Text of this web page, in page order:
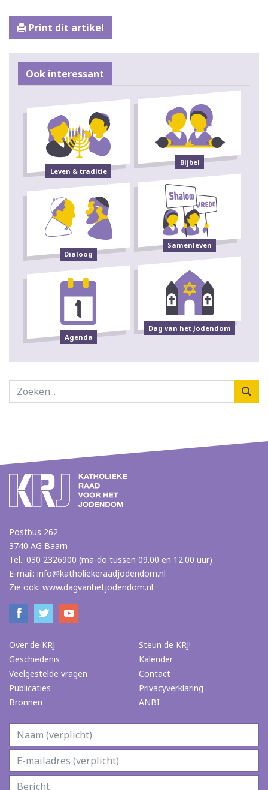
Print dit artikel
Ook interessant
Leven & traditie
Bijbel
Dialoog
Samenleven
Agenda
Dag van het Jodendom
Postbus 262
3740 AG Baarn
Tel.: 030 2326900 (ma-do tussen 09.00 en 12.00 uur)
E-mail: info@katholiekeraadjodendom.nl
Zie ook: www.dagvanhetjodendom.nl
Over de KRJ
Geschiedenis
Veelgestelde vragen
Publicaties
Bronnen
Steun de KRJ!
Kalender
Contact
Privacyverklaring
ANBI